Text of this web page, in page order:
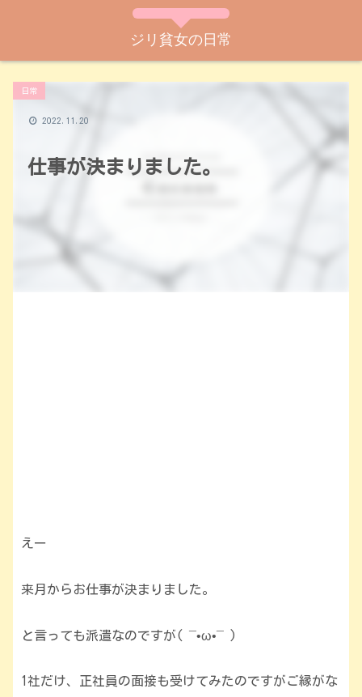
ジリ貧女の日常
仕事が決まりました。
日常
2022.11.20
えー
来月からお仕事が決まりました。
と言っても派遣なのですが( ¯•ω•¯ )
1社だけ、正社員の面接も受けてみたのですがご縁がな